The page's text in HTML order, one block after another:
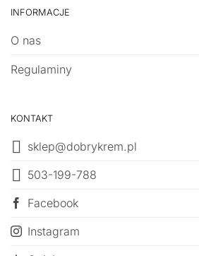
INFORMACJE
O nas
Regulaminy
KONTAKT
sklep@dobrykrem.pl
503-199-788
Facebook
Instagram